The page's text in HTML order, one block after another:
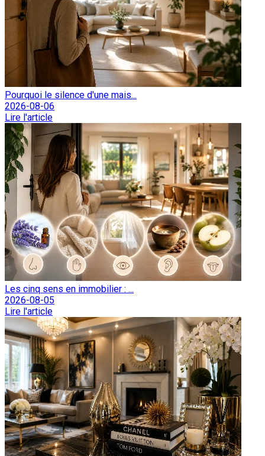
Pourquoi le silence d'une mais...
2026-08-06
Lire l'article
Les cinq sens en immobilier : ...
2026-08-05
Lire l'article